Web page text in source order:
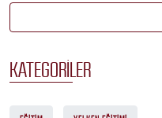
KATEGORILER